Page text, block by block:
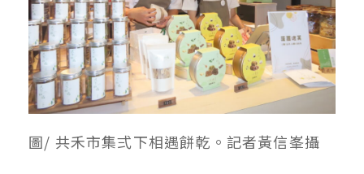
圖/ 共禾市集弍下相遇餅乾。記者黃信峯攝